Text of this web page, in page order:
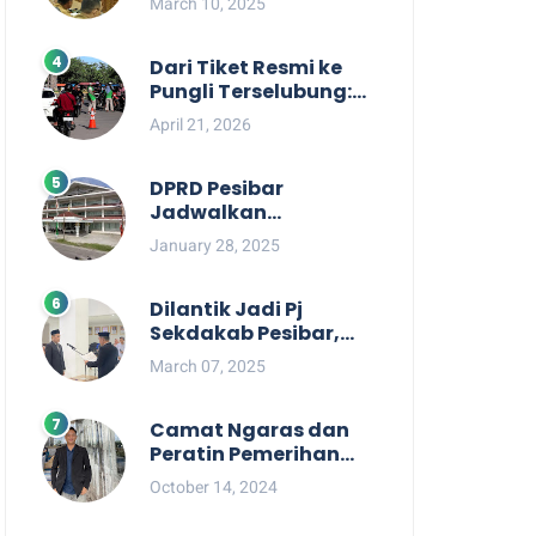
Berpihak kepada
Rapat Koordinasi OPD
Dari Tiket Resmi ke
Pungli Terselubung:
Kisruh Rp36 Juta
Pengelolaan Tiket
Jukung
April 21, 2026
DPRD Pesibar
Jadwalkan
Pemanggilan Pihak
Pemkab Terkait Nasib
Tahun 2025
January 28, 2025
Dilantik Jadi Pj
Sekdakab Pesibar,
Tedi Zadmiko
Ternyata Punya
Gemilang
March 07, 2025
Camat Ngaras dan
Peratin Pemerihan
Diduga Terlibat
Politik Praktis,
October 14, 2024